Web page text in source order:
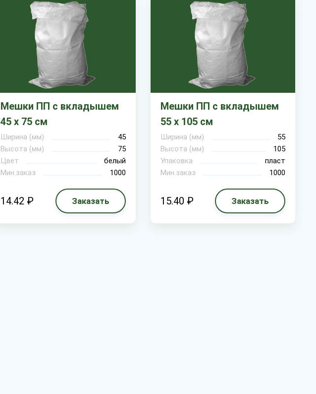
Мешки ПП с вкладышем
45 х 75 см
Ширина (мм)
45
Высота (мм)
75
Цвет
белый
Мин.заказ
1000
14.42 ₽ Заказать
Мешки ПП с вкладышем
55 х 105 см
Ширина (мм)
55
Высота (мм)
105
Упаковка
пласт
Мин.заказ
1000
15.40 ₽ Заказать